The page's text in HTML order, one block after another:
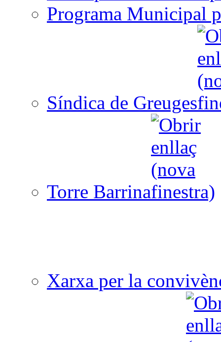
Programa Municipal
Síndica de Greuges
Torre Barrina
Xarxa per la